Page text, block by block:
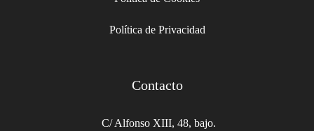
Política de Privacidad
Contacto
C/ Alfonso XIII, 48, bajo.